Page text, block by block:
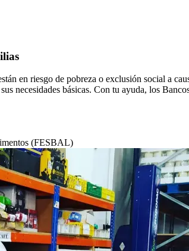
en riesgo de pobreza o exclusión social a
necesidades básicas. Con tu ayuda, los
(FESBAL)